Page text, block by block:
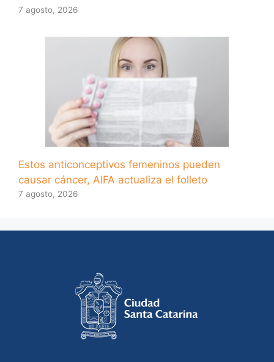
7 agosto, 2026
Estos anticonceptivos femeninos pueden
causar cáncer, AIFA actualiza el folleto
7 agosto, 2026